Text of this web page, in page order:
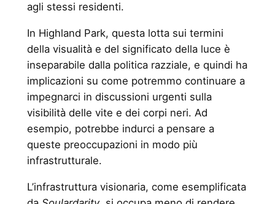
agli stessi residenti.
In Highland Park, questa lotta sui termini
della visualità e del significato della luce è
inseparabile dalla politica razziale, e quindi ha
implicazioni su come potremmo continuare a
impegnarci in discussioni urgenti sulla
visibilità delle vite e dei corpi neri. Ad
esempio, potrebbe indurci a pensare a
queste preoccupazioni in modo più
infrastrutturale.
L’infrastruttura visionaria, come esemplificata